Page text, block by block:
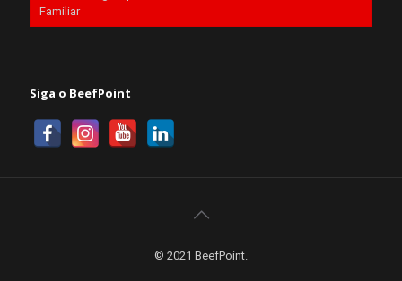
Familiar
Siga o BeefPoint
© 2021 BeefPoint.